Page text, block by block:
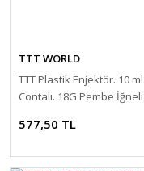
TTT WORLD
TTT Plastik Enjektör. 10 ml.
Contalı. 18G Pembe
577,50 TL